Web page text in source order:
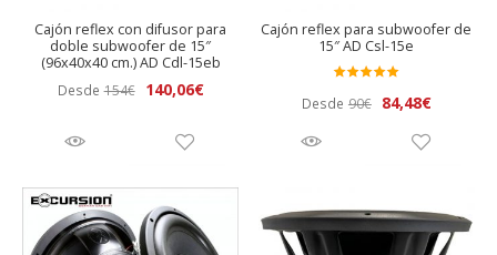
Cajón reflex con difusor para
doble subwoofer de 15″
(96x40x40 cm.) AD Cdl-15eb
Desde 154€
El
original
154€.
140,06€El
140,06€.
Cajón reflex para subwoofer de
15″ AD Csl-15e
do en
Desde 90€
El
original
84,48€El